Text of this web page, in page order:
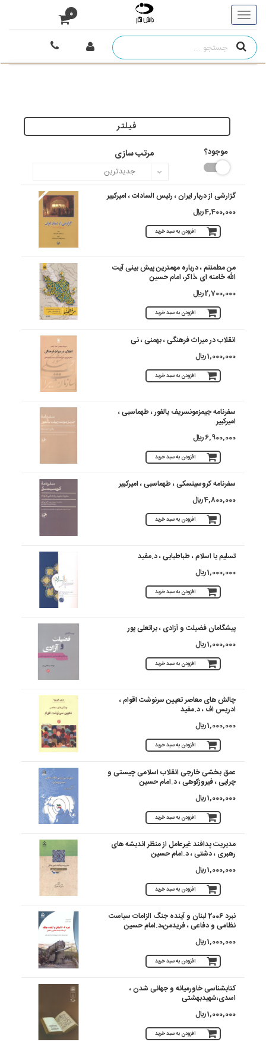
0
فیلتر
موجود؟ مرتب سازی
گزارشی از دربار ایران ، رئیس السادات ، امیرکبیر
4,400,000 ريال
افزودن به سبد خرید
من مطمئنم ، درباره مهمترین پیش بینی آیت
الله خامنه ای ،ذاکر، امام حسین
2,700,000 ريال
افزودن به سبد خرید
انقلاب در میراث فرهنگی ، بهمنی ، نی
1,000,000 ريال
افزودن به سبد خرید
سفرنامه جیمزمونسریف بالفور ، طهماسبی ،
امیرکبیر
6,900,000 ريال
افزودن به سبد خرید
سفرنامه کروسینسکی ، طهماسبی ، امیرکبیر
4,800,000 ريال
افزودن به سبد خرید
تسلیم یا اسلام ، طباطبایی ، د.مفید
1,000,000 ريال
افزودن به سبد خرید
پیشگامان فضیلت و آزادی ، براتعلی پور
1,000,000 ريال
افزودن به سبد خرید
چالش های معاصر تعیین سرنوشت اقوام ،
ادریس اف ، د.مفید
1,000,000 ريال
افزودن به سبد خرید
عمق بخشی خارجی انقلاب اسلامی چیستی و
چرایی ، فیروزکوهی ، د.امام حسین
1,000,000 ريال
افزودن به سبد خرید
مدیریت پدافند غیرعامل از منظر اندیشه های
رهبری ، دشتی ، د.امام حسین
1,000,000 ريال
افزودن به سبد خرید
نبرد 2006 لبنان و آینده جنگ الزامات سیاست
نظامی و دفاعی ، فریدمن،د.امام حسین
1,000,000 ريال
افزودن به سبد خرید
کتابشناسی خاورمیانه و جهانی شدن ،
اسدی،شهیدبهشتی
1,000,000 ريال
افزودن به سبد خرید